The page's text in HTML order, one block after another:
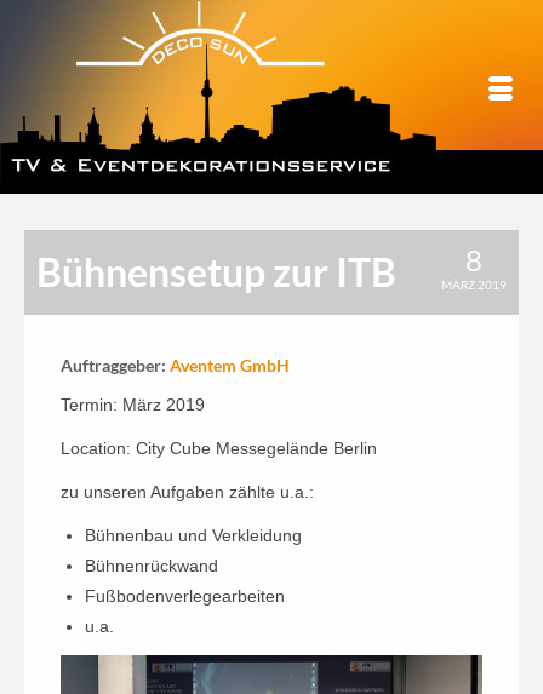
8
MÄRZ 2019
Bühnensetup zur ITB
Auftraggeber: Aventem GmbH
Termin: März 2019
Location: City Cube Messegelände Berlin
zu unseren Aufgaben zählte u.a.:
Bühnenbau und Verkleidung
Bühnenrückwand
Fußbodenverlegearbeiten
u.a.